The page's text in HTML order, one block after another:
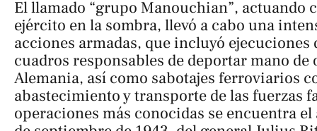
El llamado “grupo Manouchian”, actuando
ejército en la sombra, llevó a cabo una
acciones armadas, que incluyó ejecuciones
cuadros responsables de deportar mano de
Alemania, así como sabotajes ferroviarios
abastecimiento y transporte de las fuerzas
operaciones más conocidas se encuentra